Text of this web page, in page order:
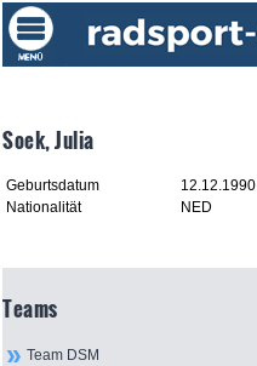
Soek, Julia
Geburtsdatum
12.12.1990
Nationalität
NED
Teams
Team DSM